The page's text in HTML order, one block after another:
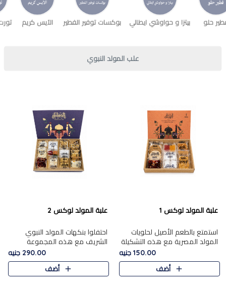
حلو بيتزا و حواوشي ايطالي بوكسات توفير الفطير الآيس كريم
علب المولد النبوي
علبة المولد لوكس 1
استمتع بالطعم الأصيل لحلويات
المولد المصرية مع هذه التشكيلة
المختارة بعناية من 9 قطع. تتضمن
التشكيلة جوزرية مع فول،ملبان
150.00 جنيه
أضف
علبة المولد لوكس 2
احتفلوا بنكهات المولد النبوي
الشريف مع هذه المجموعة
الفاخرة المكونة من 19 قطعة،
والتي تم اختيارها بعناية فائقة لتُبرز
تشكيلة واسعة من الحلويات
290.00 جنيه
أضف